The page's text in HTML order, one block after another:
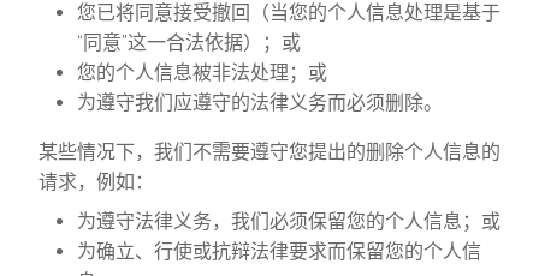
您已将同意接受撤回（当您的个人信息处理是基于
“同意”这一合法依据）；或
您的个人信息被非法处理；或
为遵守我们应遵守的法律义务而必须删除。
某些情况下，我们不需要遵守您提出的删除个人信息的
请求，例如：
为遵守法律义务，我们必须保留您的个人信息；或
为确立、行使或抗辩法律要求而保留您的个人信